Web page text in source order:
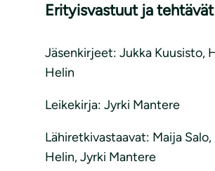
Erityisvastuut ja tehtävät
Jäsenkirjeet: Jukka Kuusisto,
Helin
Leikekirja: Jyrki Mantere
Lähiretkivastaavat: Maija
Helin, Jyrki Mantere